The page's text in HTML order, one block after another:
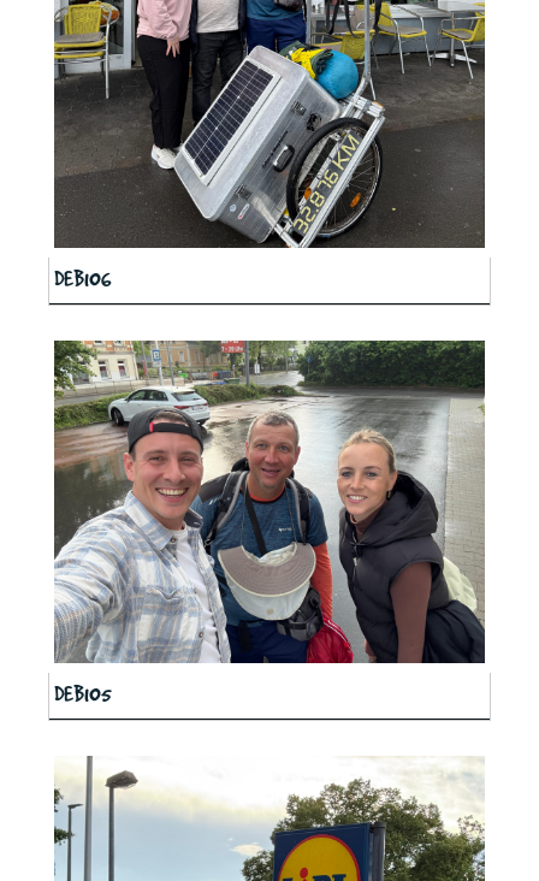
DEB106
DEB105